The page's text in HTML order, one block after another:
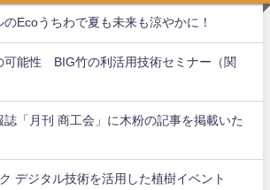
Ecoうちわで夏も未来も涼やかに！
可能性 BIG竹の利活用技術セミナー（関
「月刊 商工会」に木粉の記事を掲載いた
デジタル技術を活用した植樹イベント